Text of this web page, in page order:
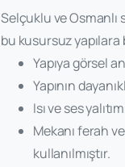
Selçuklu ve Osmanlı
bu kusursuz
Yapıya görsel
Yapının
Isı ve ses
Mekanı ferah
kullanılmıştır.